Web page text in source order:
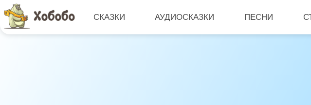
СКАЗКИ АУДИОСКАЗКИ ПЕСНИ